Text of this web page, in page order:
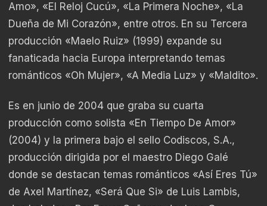
Amo», «El Reloj Cucú», «La Primera Noche», «La
Dueña de Mi Corazón», entre otros. En su Tercera
producción «Maelo Ruiz» (1999) expande su
fanaticada hacia Europa interpretando temas
románticos «Oh Mujer», «A Media Luz» y «Maldito».
Es en junio de 2004 que graba su cuarta
producción como solista «En Tiempo De Amor»
(2004) y la primera bajo el sello Codiscos, S.A.,
producción dirigida por el maestro Diego Galé
donde se destacan temas románticos «Así Eres Tú»
de Axel Martínez, «Será Que Si» de Luis Lambis,